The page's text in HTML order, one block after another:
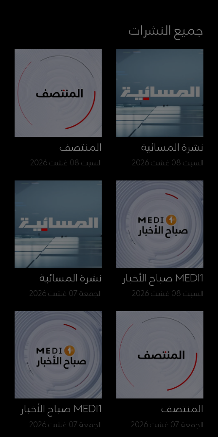
جميع النشرات
نشرة المسائية
السبت 08 غشت 2026
المنتصف
السبت 08 غشت 2026
MEDI1 صباح الأخبار
السبت 08 غشت 2026
نشرة المسائية
الجمعة 07 غشت 2026
المنتصف
الجمعة 07 غشت 2026
MEDI1 صباح الأخبار
الجمعة 07 غشت 2026